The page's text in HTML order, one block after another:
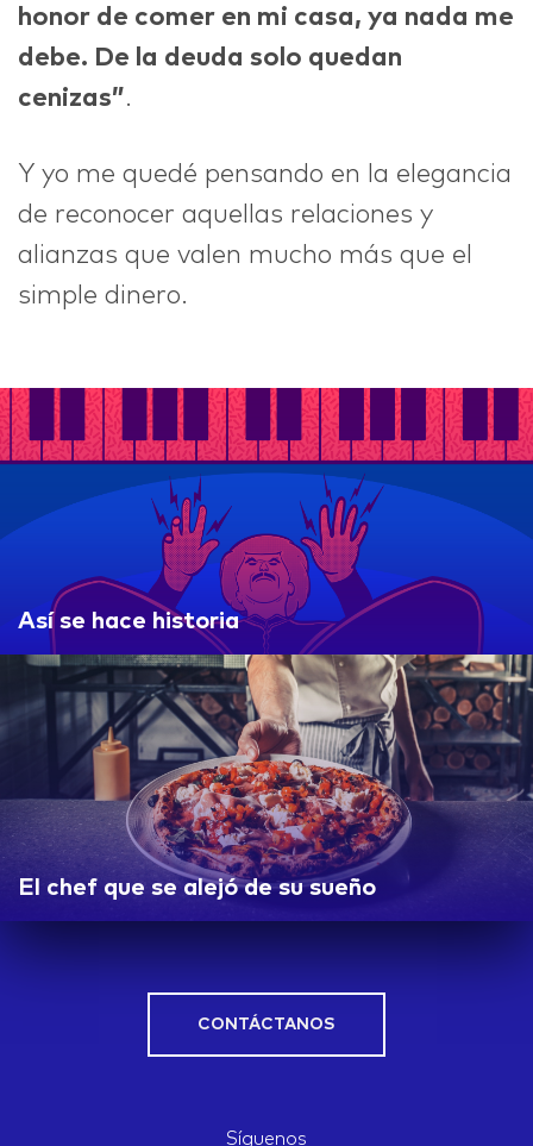
honor de comer en mi casa, ya nada me
debe. De la deuda solo quedan
cenizas”.
Y yo me quedé pensando en la elegancia
de reconocer aquellas relaciones y
alianzas que valen mucho más que el
simple dinero.
Así se hace historia
El chef que se alejó de su sueño
CONTÁCTANOS
Síguenos